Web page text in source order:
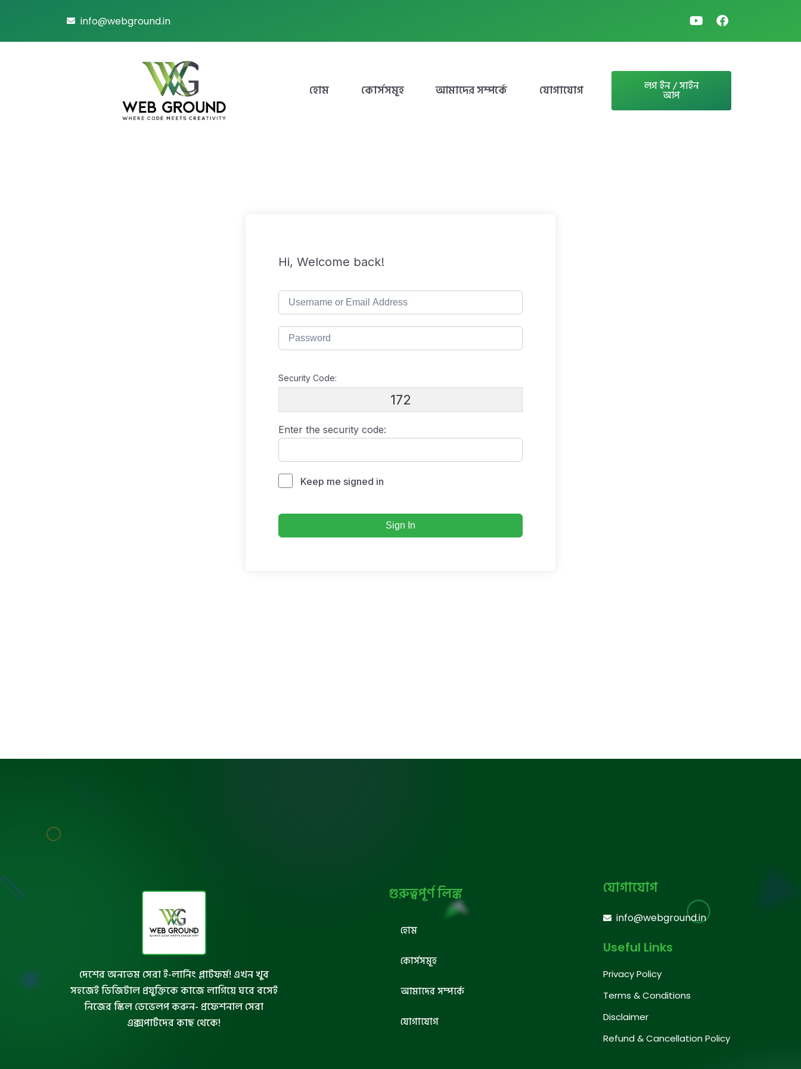
info@webground.in
হোম কোর্সসমূহ আমাদের সম্পর্কে যোগাযোগ লগ ইন / সাইন
আপ
Hi, Welcome back!
Security Code:
172
Enter the security code:
Keep me signed in
Sign In
দেশের অন্যতম সেরা ই-লার্নিং প্লাটফর্ম! এখন খুব
সহজেই ডিজিটাল প্রযুক্তিকে কাজে লাগিয়ে ঘরে বসেই
নিজের স্কিল ডেভেলপ করুন- প্রফেশনাল সেরা
এক্সপার্টদের কাছ থেকে!
গুরুত্বপূর্ণ লিঙ্ক
হোম
কোর্সসমূহ
আমাদের সম্পর্কে
যোগাযোগ
যোগাযোগ
info@webground.in
Useful Links
Privacy Policy
Terms & Conditions
Disclaimer
Refund & Cancellation Policy